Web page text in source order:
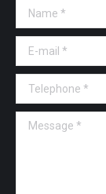
Name *
E-mail *
Telephone *
Message *